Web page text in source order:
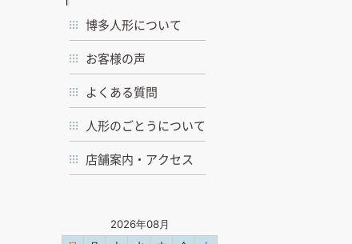
博多人形について
お客様の声
よくある質問
人形のごとうについて
店舗案内・アクセス